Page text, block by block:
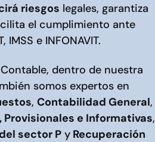
riesgos legales, garantiza
el cumplimiento ante
e INFONAVIT.
dentro de nuestra
somos expertos en
, Contabilidad General,
e Informativas,
sector PyRecuperación